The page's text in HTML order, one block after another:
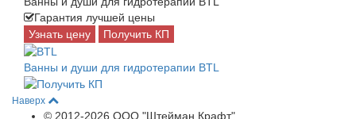
Гарантия лучшей цены
Узнать цену
Получить КП
Ванны и души для гидротерапии BTL
Наверх
© 2012-2026 ООО "Штейман Крафт"